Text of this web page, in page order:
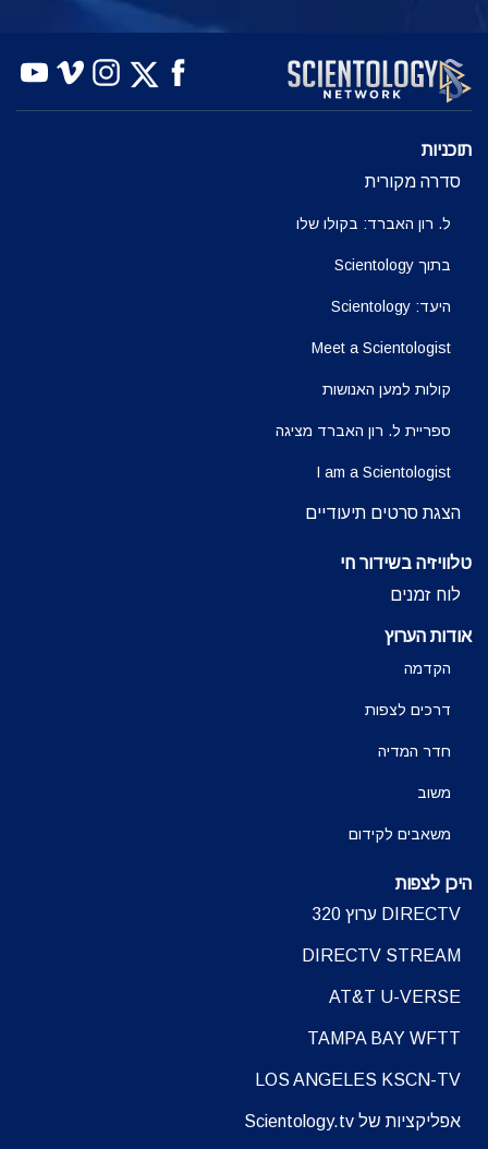
צפה בדוק את הסדרה
תוכניות
סדרה מקורית
ל. רון האברד: בקולו שלו
בתוך Scientology
היעד: Scientology
Meet a Scientologist
קולות למען האנושות
ספריית ל. רון האברד מציגה
I am a Scientologist
הצגת סרטים תיעודיים
טלוויזיה בשידור חי
לוח זמנים
אודות הערוץ
הקדמה
דרכים לצפות
חדר המדיה
משוב
משאבים לקידום
היכן לצפות
DIRECTV ערוץ 320
DIRECTV STREAM
AT&T U-VERSE
TAMPA BAY WFTT
LOS ANGELES KSCN-TV
אפליקציות של Scientology.tv